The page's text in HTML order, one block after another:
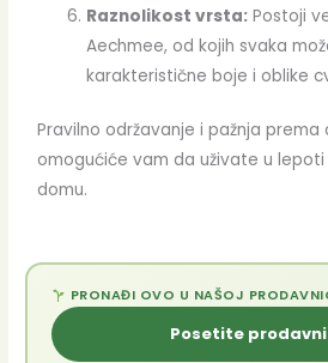
Raznolikost vrsta: Postoji
Aechmee, od kojih svaka
karakteristične boje i oblike
Pravilno održavanje i pažnja prema
omogućiće vam da uživate u
domu.
PRONAĐI OVO U NAŠOJ
Posetite